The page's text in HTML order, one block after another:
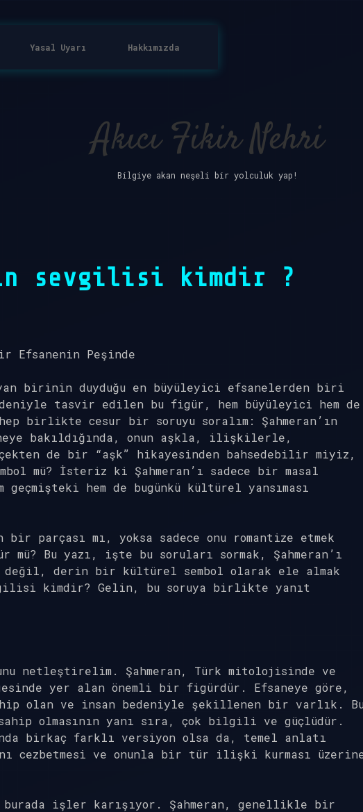
Yasal Uyarı Hakkımızda
Akıcı Fikir Nehri
Bilgiye akan neşeli bir yolculuk yap!
sevgilisi kimdir ?
Efsanenin Peşinde
birinin duyduğu en büyüleyici efsanelerden biri
tasvir edilen bu figür, hem büyüleyici hem de
birlikte cesur bir soruyu soralım: Şahmeran’ın
bakıldığında, onun aşkla, ilişkilerle,
de bir “aşk” hikayesinden bahsedebilir miyiz,
mü? İsteriz ki Şahmeran’ı sadece bir masal
hem de bugünkü kültürel yansıması
parçası mı, yoksa sadece onu romantize etmek
Bu yazı, işte bu soruları sormak, Şahmeran’ı
değil, derin bir kültürel sembol olarak ele almak
kimdir? Gelin, bu soruya birlikte yanıt
netleştirelim. Şahmeran, Türk mitolojisinde ve
yer alan önemli bir figürdür. Efsaneye göre,
olan ve insan bedeniyle şekillenen bir varlık.
olmasının yanı sıra, çok bilgili ve güçlüdür.
birkaç farklı versiyon olsa da, temel anlatı
cezbetmesi ve onunla bir tür ilişki kurması
burada işler karışıyor. Şahmeran, genellikle bir